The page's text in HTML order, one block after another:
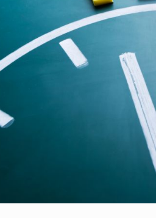
LEADERSHIP IN MISCARE
CU BATERIILE PERMANENT INCARCATE
PUTTING ROMANIAN CORPORATE
OUR EDGE WILL COME FROM BEING
COFFEE IS OUR LOVE LANGUAGE
Hard Enduro Piatra Craiului 2026,
Fondul de investitii BoldMind si
RANGE ROVER DEZVALUIE AL